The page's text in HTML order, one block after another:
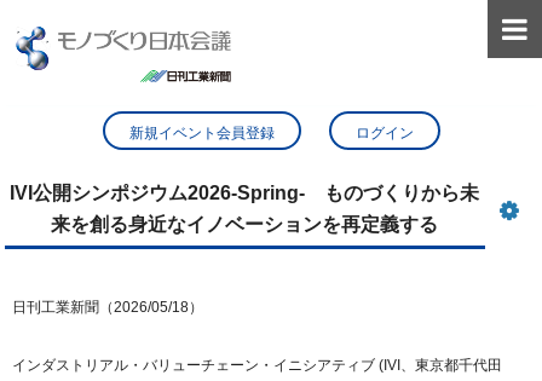

新規イベント会員登録 ログイン
IVI公開シンポジウム2026-Spring- ものづくりから未
来を創る身近なイノベーションを再定義する
日刊工業新聞（2026/05/18）
インダストリアル・バリューチェーン・イニシアティブ (IVI、東京都千代田